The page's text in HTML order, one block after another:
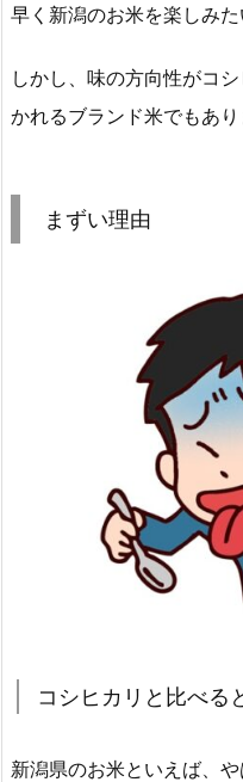
早く新潟のお米を楽しみた
しかし、味の方向性がコ
かれるブランド米でもあり
まずい理由
コシヒカリと比べる
新潟県のお米といえば、